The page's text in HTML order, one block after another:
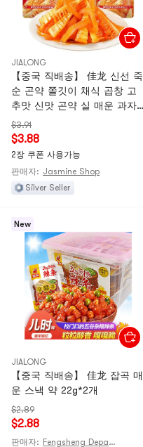
JIALONG
【중국 직배송】 佳龙 신선 죽
순 곤약 쫄깃이 채식 곱창 고
추맛 신맛 곤약 실 매운 과자
인기 간식 혀를 달래는 스낵
매운맛 20g*4개
$3.91
$3.88
2장 쿠폰 사용가능
판매자: Jasmine Shop
Silver Seller
New
JIALONG
【중국 직배송】 佳龙 잡곡 매
운 스낵 약 22g*2개
$2.89
$2.88
판매자: Fengsheng Department Store